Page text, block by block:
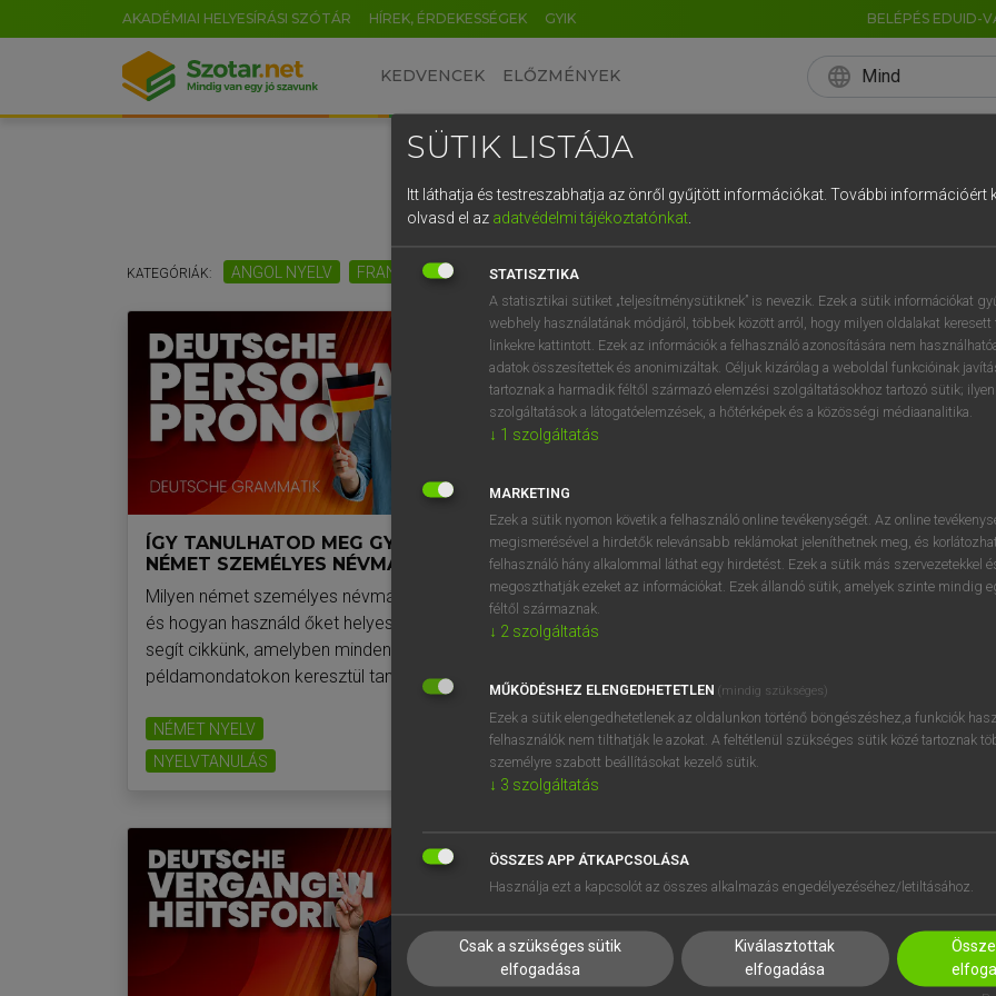
AKADÉMIAI HELYESÍRÁSI SZÓTÁR HÍREK, ÉRDEKESSÉGEK GYIK BELÉPÉS EDUID-
language Mind
KEDVENCEK ELŐZMÉNYEK
NÉMET TANULÁS
KATEGÓRIÁK: ANGOL NYELV FRANCIA NYELV HELYESÍRÁS
ÍGY TANULHATOD MEG GYORSAN A
NÉMET SZEMÉLYES NÉVMÁSOKAT
Milyen német személyes névmások vannak
és hogyan használd őket helyesen? Ebben
segít cikkünk, amelyben mindennapos
példamondatokon keresztül tanulhatsz! …
NÉMET NYELV
NYELVTANULÁS
2023. 03. 30.
A NÉMET MONDAT FELÉPÍTÉSE: A
KATI-SZÓREND ÉRTHETŐEN
Mikor és hogyan kell használni a német KATI-
szórendet? Milyen nyelvtani szabályok
NÉMET NYELV
SÜTIK LISTÁJA
Itt láthatja és testreszabhatja az önről gyűjtött információkat. További információért
olvasd el az adatvédelmi tájékoztatónkat.
STATISZTIKA
A statisztikai sütiket „teljesítménysütiknek” is nevezik. Ezek a sütik információkat
webhely használatának módjáról, többek között arról, hogy milyen oldalakat keresett
linkekre kattintott. Ezek az információk a felhasználó azonosítására nem
adatok összesítettek és anonimizáltak. Céljuk kizárólag a weboldal funkcióinak
tartoznak a harmadik féltől származó elemzési szolgáltatásokhoz tartozó sütik;
szolgáltatások a látogatóelemzések, a hőtérképek és a közösségi médiaanalitika.
↓ 1 szolgáltatás
MARKETING
Ezek a sütik nyomon követik a felhasználó online tevékenységét. Az online
megismerésével a hirdetők relevánsabb reklámokat jeleníthetnek meg, és
felhasználó hány alkalommal láthat egy hirdetést. Ezek a sütik más szervezetekkel
megoszthatják ezeket az információkat. Ezek állandó sütik, amelyek szinte mindig
féltől származnak.
↓ 2 szolgáltatás
MŰKÖDÉSHEZ ELENGEDHETETLEN (mindig szükséges)
Ezek a sütik elengedhetetlenek az oldalunkon történő böngészéshez,a funkciók
felhasználók nem tilthatják le azokat. A feltétlenül szükséges sütik közé tartoznak
személyre szabott beállításokat kezelő sütik.
↓ 3 szolgáltatás
ÖSSZES APP ÁTKAPCSOLÁSA
Használja ezt a kapcsolót az összes alkalmazás engedélyezéséhez/letiltásához.
Csak a szükséges sütik
elfogadása
Kiválasztottak
elfogadása
EN HU DE CN FR ES IT NL RU
q w e
a s d f